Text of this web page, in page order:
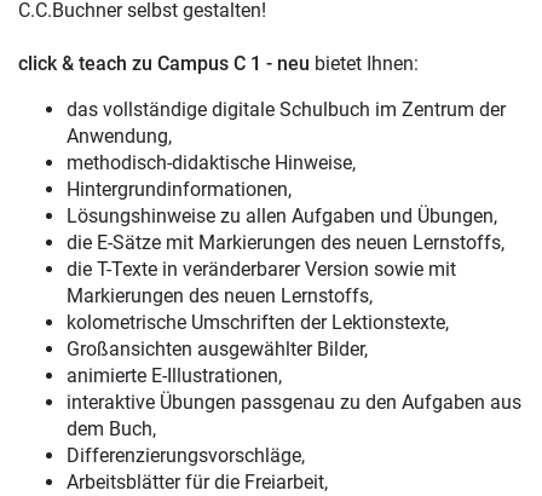
C.C.Buchner selbst gestalten!
click & teach zu Campus C 1 - neu bietet Ihnen:
das vollständige digitale Schulbuch im Zentrum der
Anwendung,
methodisch-didaktische Hinweise,
Hintergrundinformationen,
Lösungshinweise zu allen Aufgaben und Übungen,
die E-Sätze mit Markierungen des neuen Lernstoffs,
die T-Texte in veränderbarer Version sowie mit
Markierungen des neuen Lernstoffs,
kolometrische Umschriften der Lektionstexte,
Großansichten ausgewählter Bilder,
animierte E-Illustrationen,
interaktive Übungen passgenau zu den Aufgaben aus
dem Buch,
Differenzierungsvorschläge,
Arbeitsblätter für die Freiarbeit,